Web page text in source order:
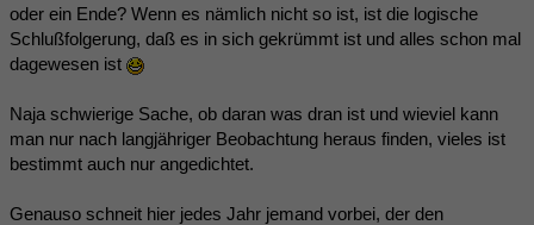
oder ein Ende? Wenn es nämlich nicht so ist, ist die logische
Schlußfolgerung, daß es in sich gekrümmt ist und alles schon mal
dagewesen ist
Naja schwierige Sache, ob daran was dran ist und wieviel kann
man nur nach langjähriger Beobachtung heraus finden, vieles ist
bestimmt auch nur angedichtet.
Genauso schneit hier jedes Jahr jemand vorbei, der den